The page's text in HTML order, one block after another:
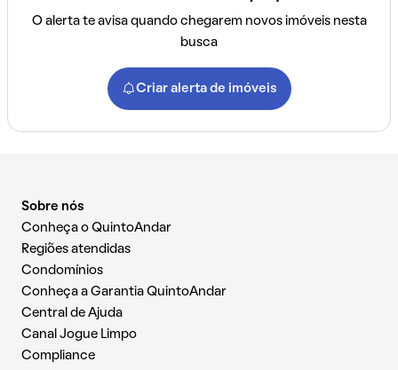
O alerta te avisa quando chegarem novos imóveis nesta
busca
Criar alerta de imóveis
Sobre nós
Conheça o QuintoAndar
Regiões atendidas
Condomínios
Conheça a Garantia QuintoAndar
Central de Ajuda
Canal Jogue Limpo
Compliance